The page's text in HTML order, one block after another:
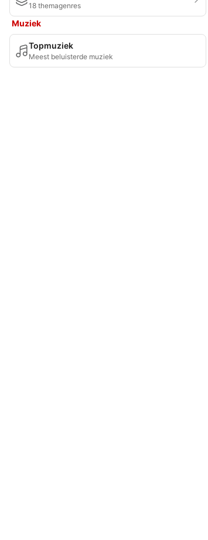
18 themagenres
Muziek
Topmuziek
Meest beluisterde muziek